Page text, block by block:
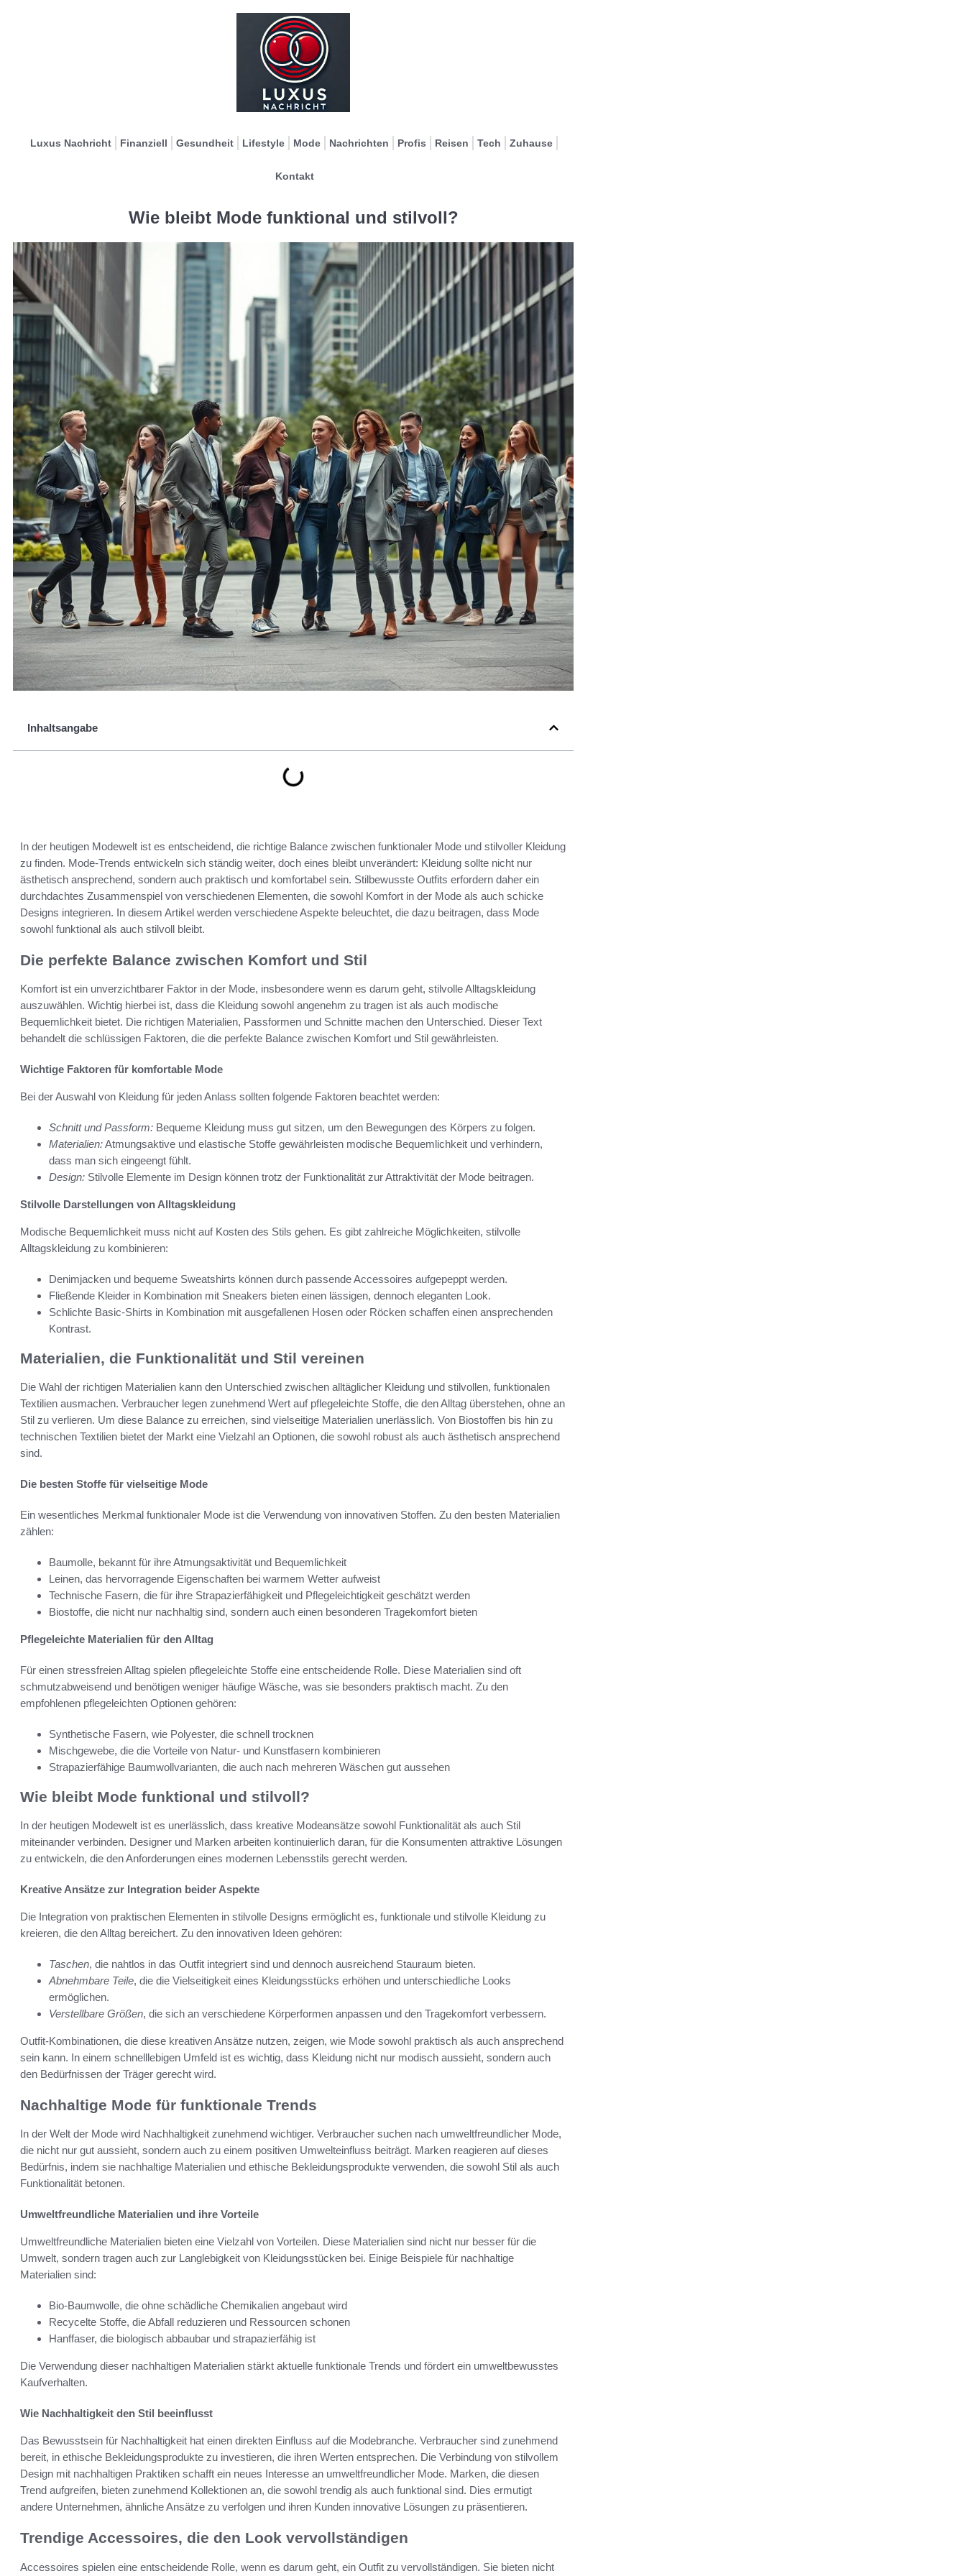
Luxus Nachricht Finanziell Gesundheit Lifestyle Mode Nachrichten Profis Reisen Tech Zuhause
Kontakt
Wie bleibt Mode funktional und stilvoll?
Inhaltsangabe
In der heutigen Modewelt ist es entscheidend, die richtige Balance zwischen funktionaler Mode und stilvoller Kleidung
zu finden. Mode-Trends entwickeln sich ständig weiter, doch eines bleibt unverändert: Kleidung sollte nicht nur
ästhetisch ansprechend, sondern auch praktisch und komfortabel sein. Stilbewusste Outfits erfordern daher ein
durchdachtes Zusammenspiel von verschiedenen Elementen, die sowohl Komfort in der Mode als auch schicke
Designs integrieren. In diesem Artikel werden verschiedene Aspekte beleuchtet, die dazu beitragen, dass Mode
sowohl funktional als auch stilvoll bleibt.
Die perfekte Balance zwischen Komfort und Stil
Komfort ist ein unverzichtbarer Faktor in der Mode, insbesondere wenn es darum geht, stilvolle Alltagskleidung
auszuwählen. Wichtig hierbei ist, dass die Kleidung sowohl angenehm zu tragen ist als auch modische
Bequemlichkeit bietet. Die richtigen Materialien, Passformen und Schnitte machen den Unterschied. Dieser Text
behandelt die schlüssigen Faktoren, die die perfekte Balance zwischen Komfort und Stil gewährleisten.
Wichtige Faktoren für komfortable Mode
Bei der Auswahl von Kleidung für jeden Anlass sollten folgende Faktoren beachtet werden:
Schnitt und Passform: Bequeme Kleidung muss gut sitzen, um den Bewegungen des Körpers zu folgen.
Materialien:Atmungsaktive und elastische Stoffe gewährleisten modische Bequemlichkeit und verhindern,
dass man sich eingeengt fühlt.
Design: Stilvolle Elemente im Design können trotz der Funktionalität zur Attraktivität der Mode beitragen.
Stilvolle Darstellungen von Alltagskleidung
Modische Bequemlichkeit muss nicht auf Kosten des Stils gehen. Es gibt zahlreiche Möglichkeiten, stilvolle
Alltagskleidung zu kombinieren:
Denimjacken und bequeme Sweatshirts können durch passende Accessoires aufgepeppt werden.
Fließende Kleider in Kombination mit Sneakers bieten einen lässigen, dennoch eleganten Look.
Schlichte Basic-Shirts in Kombination mit ausgefallenen Hosen oder Röcken schaffen einen ansprechenden
Kontrast.
Materialien, die Funktionalität und Stil vereinen
Die Wahl der richtigen Materialien kann den Unterschied zwischen alltäglicher Kleidung und stilvollen, funktionalen
Textilien ausmachen. Verbraucher legen zunehmend Wert auf pflegeleichte Stoffe, die den Alltag überstehen, ohne an
Stil zu verlieren. Um diese Balance zu erreichen, sind vielseitige Materialien unerlässlich. Von Biostoffen bis hin zu
technischen Textilien bietet der Markt eine Vielzahl an Optionen, die sowohl robust als auch ästhetisch ansprechend
sind.
Die besten Stoffe für vielseitige Mode
Ein wesentliches Merkmal funktionaler Mode ist die Verwendung von innovativen Stoffen. Zu den besten Materialien
zählen:
Baumolle, bekannt für ihre Atmungsaktivität und Bequemlichkeit
Leinen, das hervorragende Eigenschaften bei warmem Wetter aufweist
Technische Fasern, die für ihre Strapazierfähigkeit und Pflegeleichtigkeit geschätzt werden
Biostoffe, die nicht nur nachhaltig sind, sondern auch einen besonderen Tragekomfort bieten
Pflegeleichte Materialien für den Alltag
Für einen stressfreien Alltag spielen pflegeleichte Stoffe eine entscheidende Rolle. Diese Materialien sind oft
schmutzabweisend und benötigen weniger häufige Wäsche, was sie besonders praktisch macht. Zu den
empfohlenen pflegeleichten Optionen gehören:
Synthetische Fasern, wie Polyester, die schnell trocknen
Mischgewebe, die die Vorteile von Natur- und Kunstfasern kombinieren
Strapazierfähige Baumwollvarianten, die auch nach mehreren Wäschen gut aussehen
Wie bleibt Mode funktional und stilvoll?
In der heutigen Modewelt ist es unerlässlich, dass kreative Modeansätze sowohl Funktionalität als auch Stil
miteinander verbinden. Designer und Marken arbeiten kontinuierlich daran, für die Konsumenten attraktive Lösungen
zu entwickeln, die den Anforderungen eines modernen Lebensstils gerecht werden.
Kreative Ansätze zur Integration beider Aspekte
Die Integration von praktischen Elementen in stilvolle Designs ermöglicht es, funktionale und stilvolle Kleidung zu
kreieren, die den Alltag bereichert. Zu den innovativen Ideen gehören:
Taschen, die nahtlos in das Outfit integriert sind und dennoch ausreichend Stauraum bieten.
Abnehmbare Teile, die die Vielseitigkeit eines Kleidungsstücks erhöhen und unterschiedliche Looks
ermöglichen.
Verstellbare Größen, die sich an verschiedene Körperformen anpassen und den Tragekomfort verbessern.
Outfit-Kombinationen, die diese kreativen Ansätze nutzen, zeigen, wie Mode sowohl praktisch als auch ansprechend
sein kann. In einem schnelllebigen Umfeld ist es wichtig, dass Kleidung nicht nur modisch aussieht, sondern auch
den Bedürfnissen der Träger gerecht wird.
Nachhaltige Mode für funktionale Trends
In der Welt der Mode wird Nachhaltigkeit zunehmend wichtiger. Verbraucher suchen nach umweltfreundlicher Mode,
die nicht nur gut aussieht, sondern auch zu einem positiven Umwelteinfluss beiträgt. Marken reagieren auf dieses
Bedürfnis, indem sie nachhaltige Materialien und ethische Bekleidungsprodukte verwenden, die sowohl Stil als auch
Funktionalität betonen.
Umweltfreundliche Materialien und ihre Vorteile
Umweltfreundliche Materialien bieten eine Vielzahl von Vorteilen. Diese Materialien sind nicht nur besser für die
Umwelt, sondern tragen auch zur Langlebigkeit von Kleidungsstücken bei. Einige Beispiele für nachhaltige
Materialien sind:
Bio-Baumwolle, die ohne schädliche Chemikalien angebaut wird
Recycelte Stoffe, die Abfall reduzieren und Ressourcen schonen
Hanffaser, die biologisch abbaubar und strapazierfähig ist
Die Verwendung dieser nachhaltigen Materialien stärkt aktuelle funktionale Trends und fördert ein umweltbewusstes
Kaufverhalten.
Wie Nachhaltigkeit den Stil beeinflusst
Das Bewusstsein für Nachhaltigkeit hat einen direkten Einfluss auf die Modebranche. Verbraucher sind zunehmend
bereit, in ethische Bekleidungsprodukte zu investieren, die ihren Werten entsprechen. Die Verbindung von stilvollem
Design mit nachhaltigen Praktiken schafft ein neues Interesse an umweltfreundlicher Mode. Marken, die diesen
Trend aufgreifen, bieten zunehmend Kollektionen an, die sowohl trendig als auch funktional sind. Dies ermutigt
andere Unternehmen, ähnliche Ansätze zu verfolgen und ihren Kunden innovative Lösungen zu präsentieren.
Trendige Accessoires, die den Look vervollständigen
Accessoires spielen eine entscheidende Rolle, wenn es darum geht, ein Outfit zu vervollständigen. Sie bieten nicht